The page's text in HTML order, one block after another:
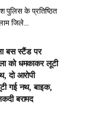
पुलिस के प्रतिष्ठित
जिले…
बस स्टैंड पर
को धमकाकर लूटी
दो आरोपी
गई नथ, बाइक,
बरामद